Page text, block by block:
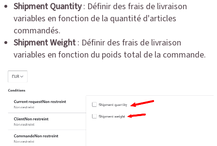
Shipment Quantity: Définir des frais de livraison
variables en fonction de la quantité d'articles
commandés.
Shipment Weight: Définir des frais de livraison
variables en fonction du poids total de la commande.